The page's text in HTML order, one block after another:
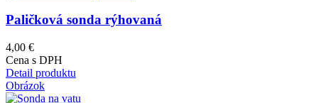
Paličková sonda rýhovaná
4,00 €
Cena s DPH
Detail produktu
Obrázok